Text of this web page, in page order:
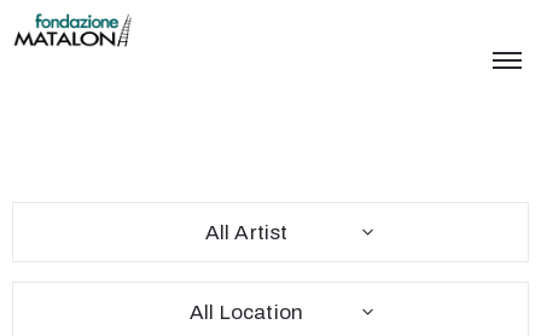
All Artist
All Location